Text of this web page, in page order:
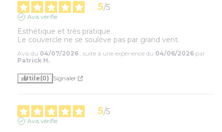
5/5
Avis vérifié
Esthétique et très pratique.
Le couvercle ne se soulève pas par grand vent.
Avis du 04/07/2026 , suite à une expérience du 04/06/2026 par
Patrick H.
Utile(0) Signaler
5/5
Avis vérifié